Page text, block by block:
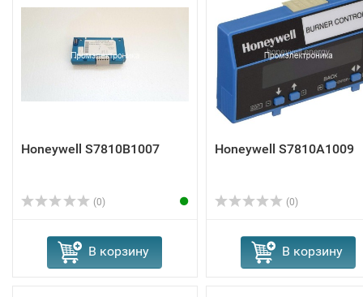
Honeywell S7810B1007
(0)
В корзину
Honeywell S7810A1009
(0)
В корзину